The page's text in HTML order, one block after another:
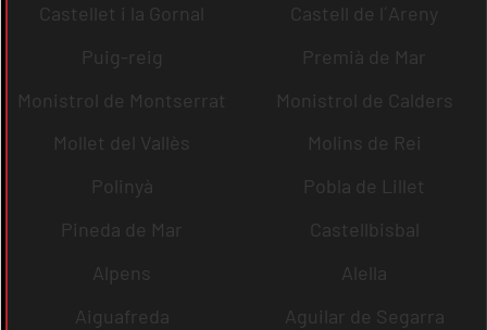
Castellet i la Gornal
Castell de l´Areny
Puig-reig
Premià de Mar
Monistrol de Montserrat
Monistrol de Calders
Mollet del Vallès
Molins de Rei
Polinyà
Pobla de Lillet
Pineda de Mar
Castellbisbal
Alpens
Alella
Aiguafreda
Aguilar de Segarra